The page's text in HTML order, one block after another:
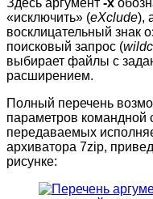
Здесь аргумент -x
«исключить» (eXclude),
восклицательный знак
поисковый запрос (
выбирает файлы с
расширением.
Полный перечень
параметров командной
передаваемых
архиватора 7zip,
рисунке: